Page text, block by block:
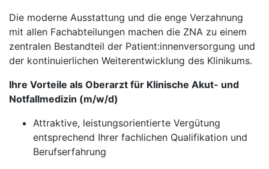
Die moderne Ausstattung und die enge Verzahnung
mit allen Fachabteilungen machen die ZNA zu einem
zentralen Bestandteil der Patient:innenversorgung und
der kontinuierlichen Weiterentwicklung des Klinikums.
Ihre Vorteile als Oberarzt für Klinische Akut- und
Notfallmedizin (m/w/d)
Attraktive, leistungsorientierte Vergütung
entsprechend Ihrer fachlichen Qualifikation und
Berufserfahrung